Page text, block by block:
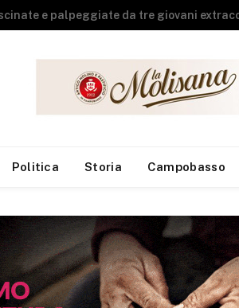
Politica Storia Campobasso